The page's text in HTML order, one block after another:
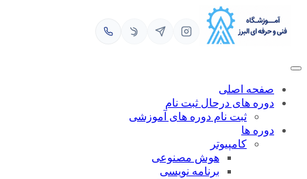
محتوا
صفحه اصلی
دوره های درحال ثبت نام
ثبت نام دوره های آموزشی
دوره ها
کامپیوتر
هوش مصنوعی
برنامه نویسی